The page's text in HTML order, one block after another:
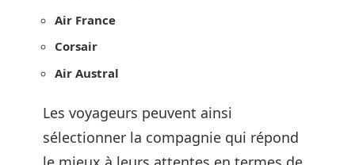
Air France
Corsair
Air Austral
Les voyageurs peuvent ainsi
sélectionner la compagnie qui répond